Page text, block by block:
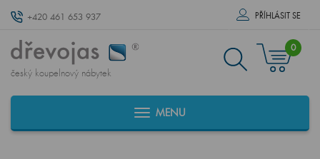
+420 461 653 937 PŘÍHLÁSIT SE
český koupelnový nábytek
0
MENU